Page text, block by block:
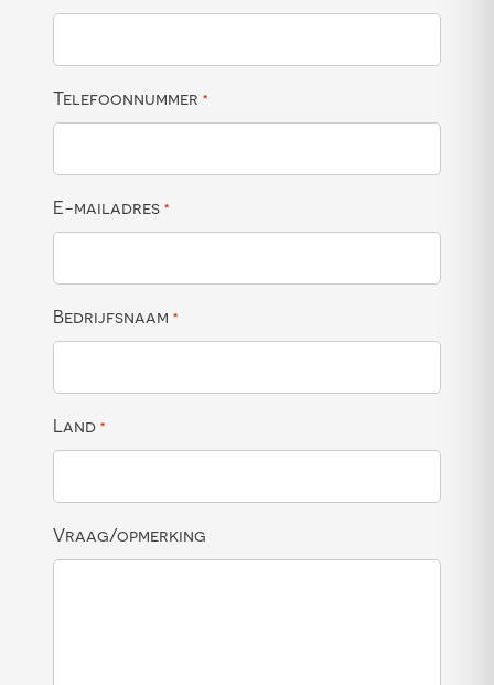
Telefoonnummer *
E-mailadres *
Bedrijfsnaam *
Land *
Vraag/opmerking